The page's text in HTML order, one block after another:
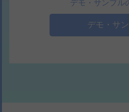
デモ・サンプル
デモ・サ